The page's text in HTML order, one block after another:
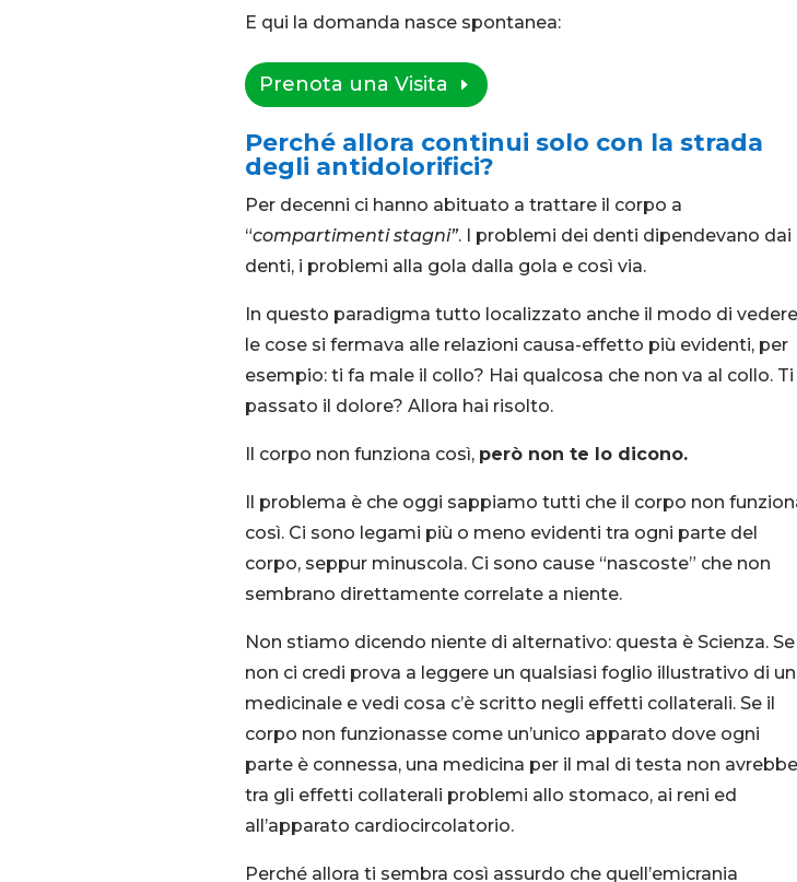
E qui la domanda nasce spontanea:
Prenota una Visita
Perché allora continui solo con la strada
degli antidolorifici?
Per decenni ci hanno abituato a trattare il corpo a
“compartimenti stagni”. I problemi dei denti dipendevano dai
denti, i problemi alla gola dalla gola e così via.
In questo paradigma tutto localizzato anche il modo di vedere
le cose si fermava alle relazioni causa-effetto più evidenti, per
esempio: ti fa male il collo? Hai qualcosa che non va al collo. Ti
passato il dolore? Allora hai risolto.
Il corpo non funziona così, però non te lo dicono.
Il problema è che oggi sappiamo tutti che il corpo non
così. Ci sono legami più o meno evidenti tra ogni parte del
corpo, seppur minuscola. Ci sono cause “nascoste” che non
sembrano direttamente correlate a niente.
Non stiamo dicendo niente di alternativo: questa è Scienza. Se
non ci credi prova a leggere un qualsiasi foglio illustrativo di un
medicinale e vedi cosa c’è scritto negli effetti collaterali. Se il
corpo non funzionasse come un’unico apparato dove ogni
parte è connessa, una medicina per il mal di testa non avrebbe
tra gli effetti collaterali problemi allo stomaco, ai reni ed
all’apparato cardiocircolatorio.
Perché allora ti sembra così assurdo che quell’emicrania